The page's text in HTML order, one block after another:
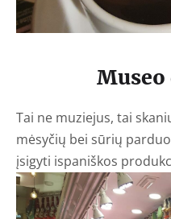
Museo
Tai ne muziejus, tai
mėsyčių bei sūrių
įsigyti ispaniškos